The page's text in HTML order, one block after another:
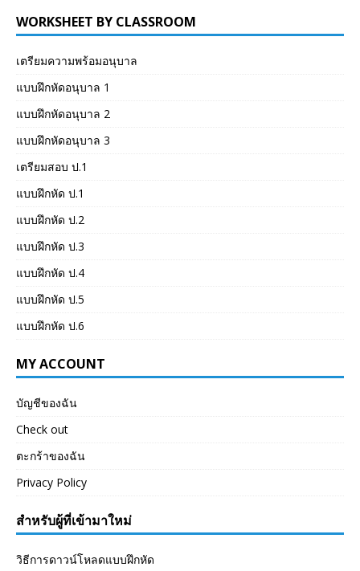
WORKSHEET BY CLASSROOM
เตรียมความพร้อมอนุบาล
แบบฝึกหัดอนุบาล 1
แบบฝึกหัดอนุบาล 2
แบบฝึกหัดอนุบาล 3
เตรียมสอบ ป.1
แบบฝึกหัด ป.1
แบบฝึกหัด ป.2
แบบฝึกหัด ป.3
แบบฝึกหัด ป.4
แบบฝึกหัด ป.5
แบบฝึกหัด ป.6
MY ACCOUNT
บัญชีของฉัน
Check out
ตะกร้าของฉัน
Privacy Policy
สำหรับผู้ที่เข้ามาใหม่
วิธีการดาวน์โหลดแบบฝึกหัด